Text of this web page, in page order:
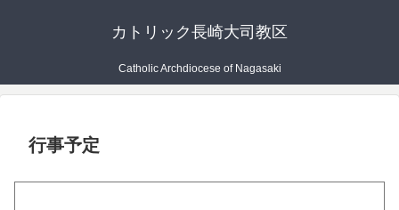
カトリック長崎大司教区
Catholic Archdiocese of Nagasaki
行事予定